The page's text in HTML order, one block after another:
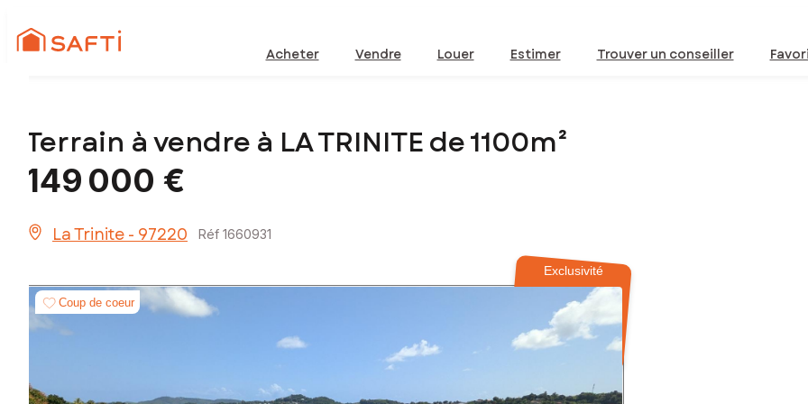
Acheter Vendre Louer Estimer Trouver un conseiller
Terrain à vendre à LA TRINITE de 1100m²
149 000 €
La Trinite - 97220 Réf 1660931
Exclusivité
Coup de coeur